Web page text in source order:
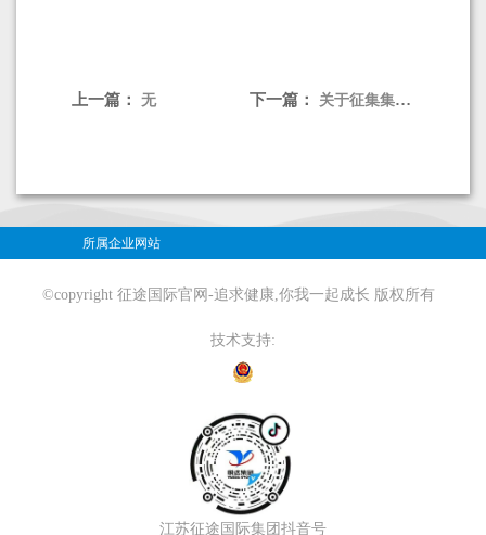
上一篇：无 下一篇： 关于征集集团2022年新春职工文艺汇演晚会主题的通知
所属企业网站
©copyright 征途国际官网-追求健康,你我一起成长 版权所有
技术支持:
江苏征途国际集团抖音号